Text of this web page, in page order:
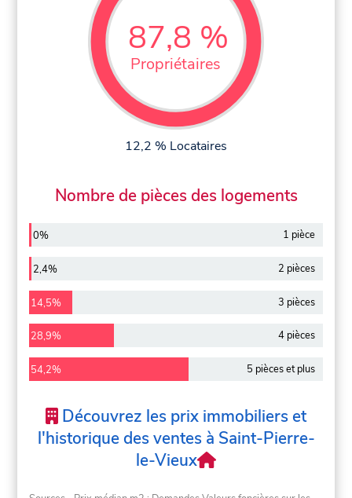
87,8 %
Propriétaires
12,2 % Locataires
Nombre de pièces des logements
0% 1 pièce
2,4% 2 pièces
14,5% 3 pièces
28,9% 4 pièces
54,2% 5 pièces et plus
Découvrez les prix immobiliers et
l'historique des ventes à Saint-Pierre-
le-Vieux